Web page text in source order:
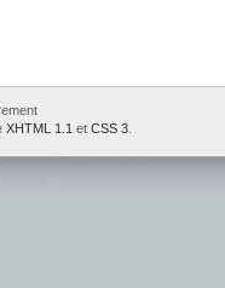
XHTML 1.1 et CSS 3